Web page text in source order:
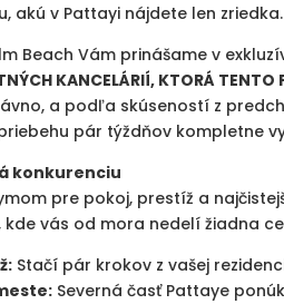
akú v Pattayi nájdete len zriedka.
Beach Vám prinášame v
KANCELÁRIÍ, KTORÁ TENTO
a podľa skúseností z
pár týždňov kompletne
konkurenciu
pre pokoj, prestíž a
kde vás od mora nedelí žiadna
Stačí pár krokov z vašej
Severná časť Pattaye